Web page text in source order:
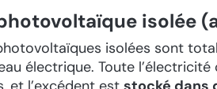
isolée
isolées sont
électrique. Toute